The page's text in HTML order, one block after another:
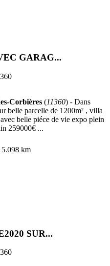
GARAG...
Corbières (11360) - Dans
belle parcelle de 1200m² , villa
belle piéce de vie expo plein
259000€ ...
5.098 km
SUR...